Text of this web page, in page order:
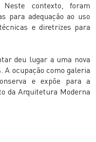
Neste contexto, foram
para adequação ao uso
e diretrizes para
deu lugar a uma nova
A ocupação como galeria
e expõe para a
da Arquitetura Moderna